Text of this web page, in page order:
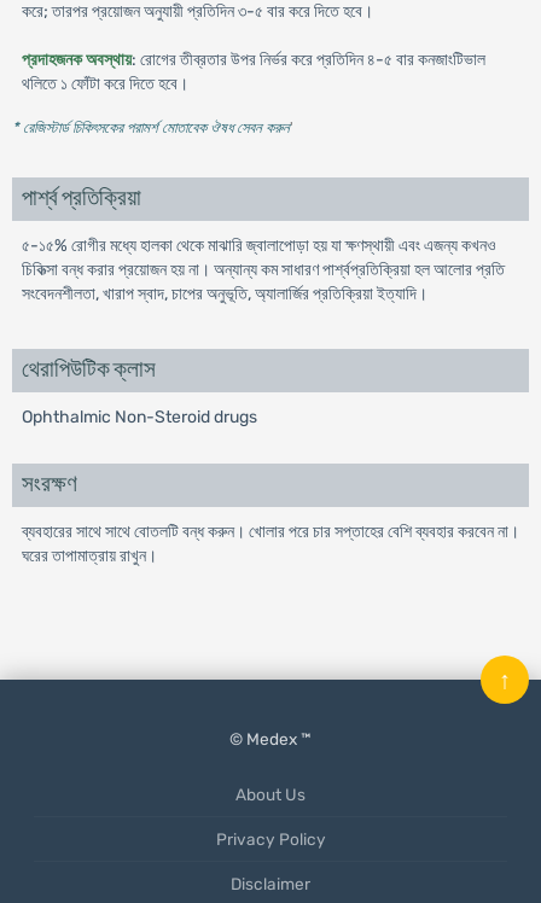
করে; তারপর প্রয়োজন অনুযায়ী প্রতিদিন ৩-৫ বার করে দিতে হবে।
প্রদাহজনক অবস্থায়: রোগের তীব্রতার উপর নির্ভর করে প্রতিদিন ৪-৫ বার কনজাংটিভাল
থলিতে ১ ফোঁটা করে দিতে হবে।
* রেজিস্টার্ড চিকিৎসকের পরামর্শ মোতাবেক ঔষধ সেবন করুন'
পার্শ্ব প্রতিক্রিয়া
৫-১৫% রোগীর মধ্যে হালকা থেকে মাঝারি জ্বালাপোড়া হয় যা ক্ষণস্থায়ী এবং এজন্য কখনও
চিকিত্সা বন্ধ করার প্রয়োজন হয় না। অন্যান্য কম সাধারণ পার্শ্বপ্রতিক্রিয়া হল আলোর প্রতি
সংবেদনশীলতা, খারাপ স্বাদ, চাপের অনুভূতি, অ্যালার্জির প্রতিক্রিয়া ইত্যাদি।
থেরাপিউটিক ক্লাস
Ophthalmic Non-Steroid drugs
সংরক্ষণ
ব্যবহারের সাথে সাথে বোতলটি বন্ধ করুন। খোলার পরে চার সপ্তাহের বেশি ব্যবহার করবেন না।
ঘরের তাপামাত্রায় রাখুন।
© Medex ™
About Us
Privacy Policy
Disclaimer
↑